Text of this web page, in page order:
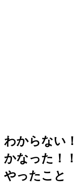
わからない
かなった！
やったこと